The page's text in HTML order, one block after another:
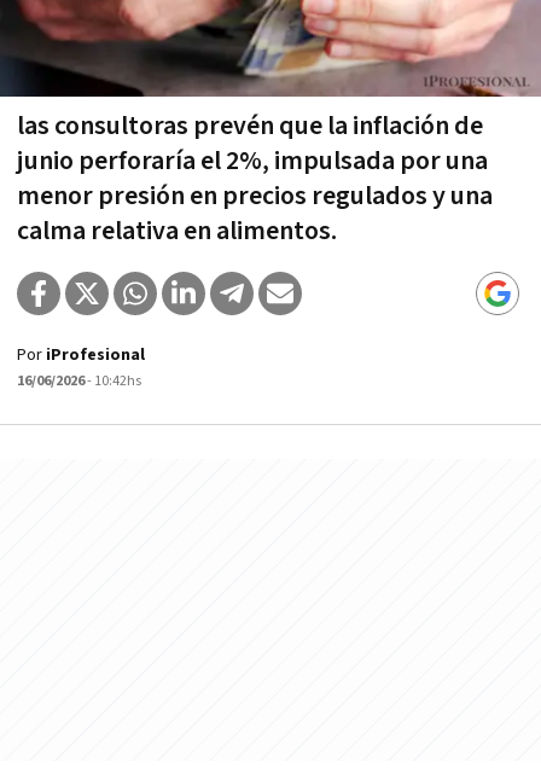
las consultoras prevén que la inflación de
junio perforaría el 2%, impulsada por una
menor presión en precios regulados y una
calma relativa en alimentos.
Por iProfesional
16/06/2026- 10:42hs